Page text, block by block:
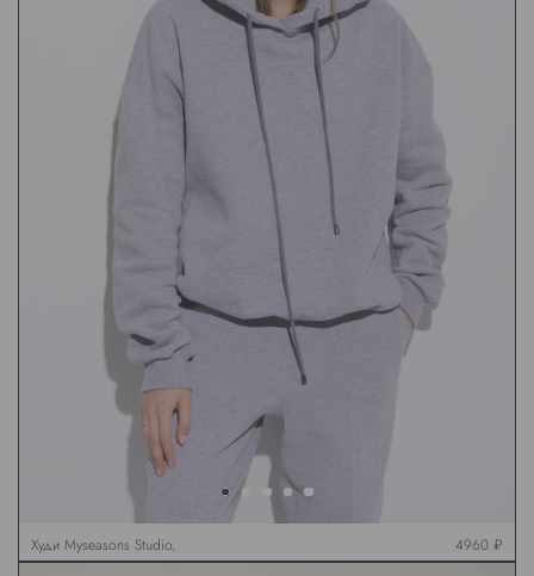
Худи Myseasons Studio,
серый
4960 ₽